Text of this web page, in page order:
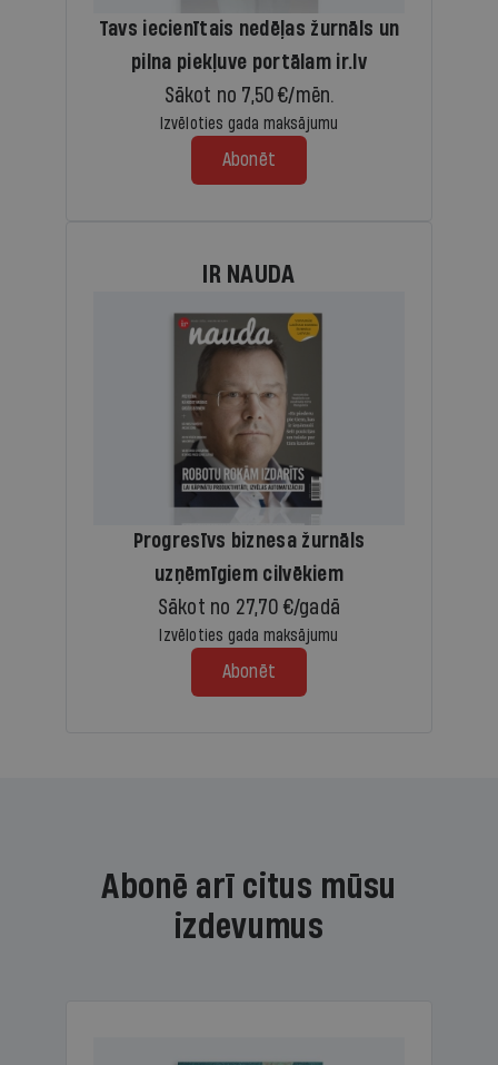
Tavs iecienītais nedēļas žurnāls un
pilna piekļuve portālam ir.lv
Sākot no 7,50 €/mēn.
Izvēloties gada maksājumu
Abonēt
IR NAUDA
Progresīvs biznesa žurnāls
uzņēmīgiem cilvēkiem
Sākot no 27,70 €/gadā
Izvēloties gada maksājumu
Abonēt
Abonē arī citus mūsu
izdevumus